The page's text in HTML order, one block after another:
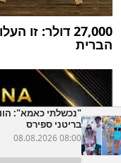
27,000 דולר:
הברית
"נכשלתי כאמא":
בריטני ספירס
08.08.2026 08:00